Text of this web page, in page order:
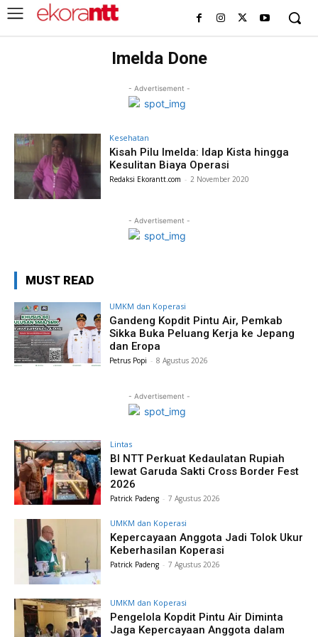
Imelda Done
- Advertisement -
Kesehatan
Kisah Pilu Imelda: Idap Kista hingga
Kesulitan Biaya Operasi
Redaksi Ekorantt.com - 2 November 2020
- Advertisement -
MUST READ
UMKM dan Koperasi
Gandeng Kopdit Pintu Air, Pemkab
Sikka Buka Peluang Kerja ke Jepang
dan Eropa
Petrus Popi - 8 Agustus 2026
- Advertisement -
Lintas
BI NTT Perkuat Kedaulatan Rupiah
lewat Garuda Sakti Cross Border Fest
2026
Patrick Padeng - 7 Agustus 2026
UMKM dan Koperasi
Kepercayaan Anggota Jadi Tolok Ukur
Keberhasilan Koperasi
Patrick Padeng - 7 Agustus 2026
UMKM dan Koperasi
Pengelola Kopdit Pintu Air Diminta
Jaga Kepercayaan Anggota dalam